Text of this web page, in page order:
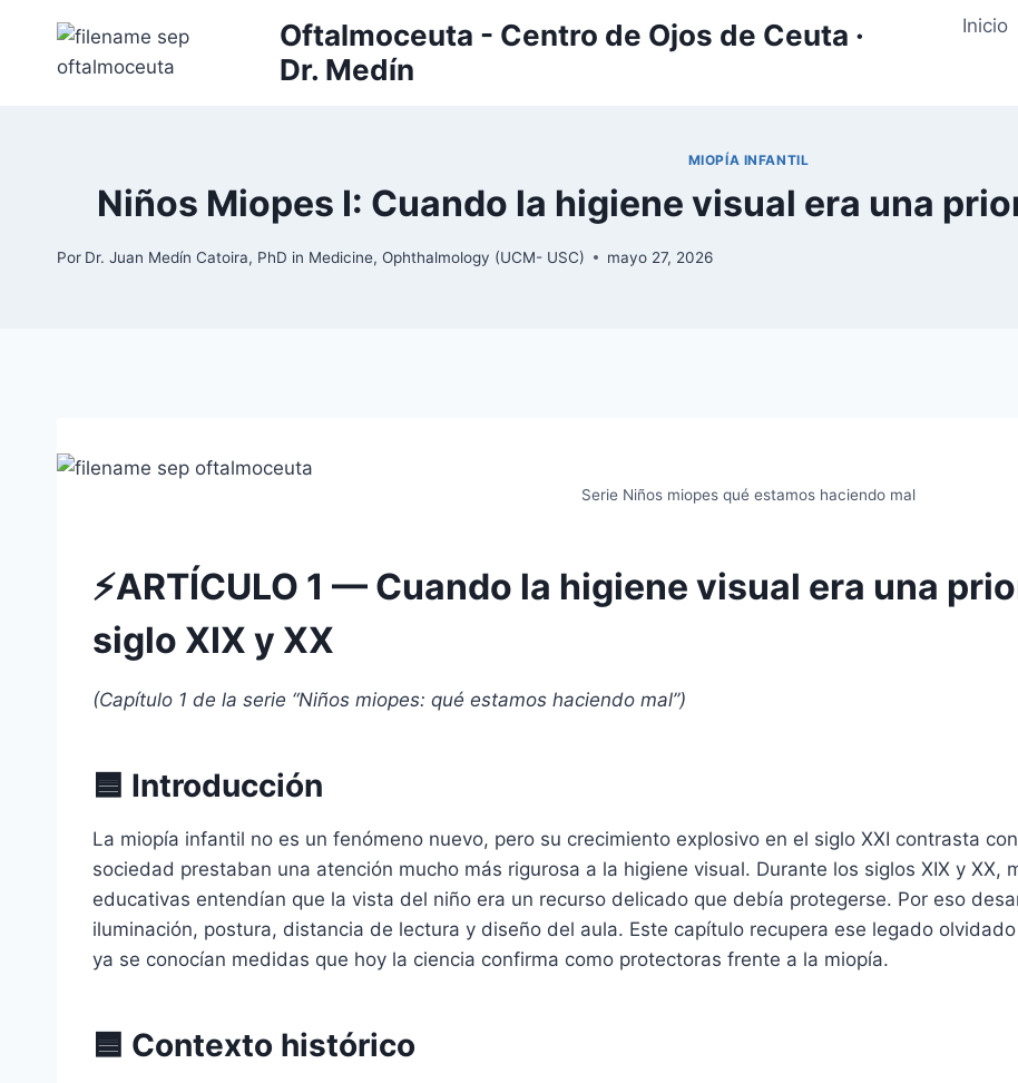
contenido
Oftalmoceuta - Centro de Ojos de Ceuta ·
Dr. Medín
Inicio
MIOPÍA INFANTIL
Niños Miopes I: Cuando la higiene visual era una
Por Dr. Juan Medín Catoira, PhD in Medicine, Ophthalmology (UCM- USC) mayo 27, 2026
Serie Niños miopes qué estamos haciendo mal
⚡ARTÍCULO 1 — Cuando la higiene visual era una
siglo XIX y XX
(Capítulo 1 de la serie “Niños miopes: qué estamos haciendo mal”)
🟦 Introducción
La miopía infantil no es un fenómeno nuevo, pero su crecimiento explosivo en el siglo XXI contrasta
sociedad prestaban una atención mucho más rigurosa a la higiene visual. Durante los siglos XIX y XX,
educativas entendían que la vista del niño era un recurso delicado que debía protegerse. Por eso
iluminación, postura, distancia de lectura y diseño del aula. Este capítulo recupera ese legado
ya se conocían medidas que hoy la ciencia confirma como protectoras frente a la miopía.
🟦 Contexto histórico